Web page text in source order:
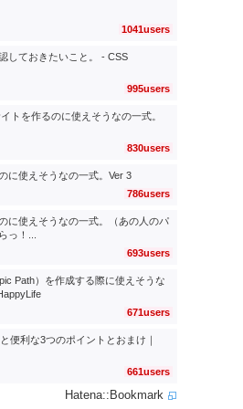
1041users
しておきたいこと。 - CSS
995users
トを作るのに使えそうなの一式。
830users
に使えそうなの一式。Ver 3
786users
に使えそうなの一式。（あの人のパ
っ！...
693users
Path）を作成する際に使えそうな
671users
便利な3つのポイントとおまけ｜
661users
Hatena::Bookmark